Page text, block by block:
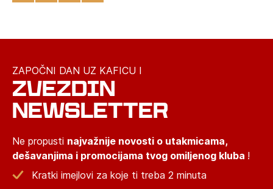
ZAPOČNI DAN UZ KAFICU I
ZVEZDIN
NEWSLETTER
Ne propusti najvažnije novosti o utakmicama,
dešavanjima i promocijama tvog omiljenog kluba !
Kratki imejlovi za koje ti treba 2 minuta